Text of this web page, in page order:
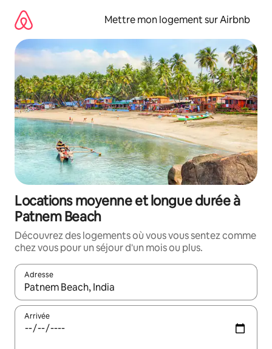
directement
contenu
Mettre mon logement sur Airbnb
Locations moyenne et longue durée à
Patnem Beach
Découvrez des logements où vous vous sentez comme
chez vous pour un séjour d'un mois ou plus.
Adresse
Lorsque les résultats s'affichent, utilisez les flèches vers le
Arrivée